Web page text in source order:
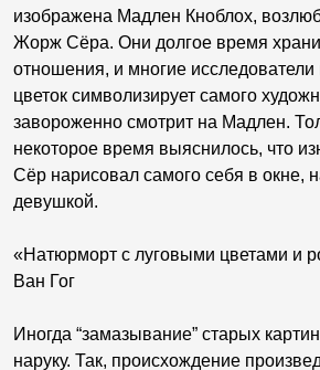
изображена Мадлен Кноблох,
Жорж Сёра. Они долгое время
отношения, и многие исследователи
цветок символизирует самого
завороженно смотрит на Мадлен.
некоторое время выяснилось, что
Сёр нарисовал самого себя в окне,
девушкой.
«Натюрморт с луговыми цветами и
Ван Гог
Иногда “замазывание” старых
наруку. Так, происхождение